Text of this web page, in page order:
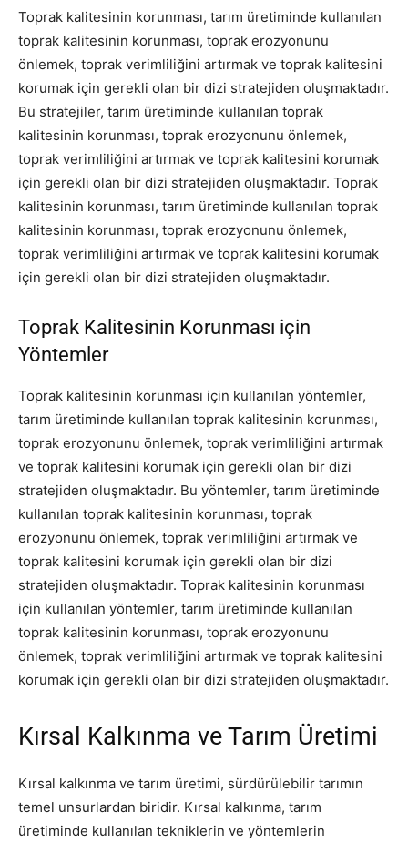
Toprak kalitesinin korunması, tarım üretiminde kullanılan
toprak kalitesinin korunması, toprak erozyonunu
önlemek, toprak verimliliğini artırmak ve toprak kalitesini
korumak için gerekli olan bir dizi stratejiden oluşmaktadır.
Bu stratejiler, tarım üretiminde kullanılan toprak
kalitesinin korunması, toprak erozyonunu önlemek,
toprak verimliliğini artırmak ve toprak kalitesini korumak
için gerekli olan bir dizi stratejiden oluşmaktadır. Toprak
kalitesinin korunması, tarım üretiminde kullanılan toprak
kalitesinin korunması, toprak erozyonunu önlemek,
toprak verimliliğini artırmak ve toprak kalitesini korumak
için gerekli olan bir dizi stratejiden oluşmaktadır.
Toprak Kalitesinin Korunması için
Yöntemler
Toprak kalitesinin korunması için kullanılan yöntemler,
tarım üretiminde kullanılan toprak kalitesinin korunması,
toprak erozyonunu önlemek, toprak verimliliğini artırmak
ve toprak kalitesini korumak için gerekli olan bir dizi
stratejiden oluşmaktadır. Bu yöntemler, tarım üretiminde
kullanılan toprak kalitesinin korunması, toprak
erozyonunu önlemek, toprak verimliliğini artırmak ve
toprak kalitesini korumak için gerekli olan bir dizi
stratejiden oluşmaktadır. Toprak kalitesinin korunması
için kullanılan yöntemler, tarım üretiminde kullanılan
toprak kalitesinin korunması, toprak erozyonunu
önlemek, toprak verimliliğini artırmak ve toprak kalitesini
korumak için gerekli olan bir dizi stratejiden oluşmaktadır.
Kırsal Kalkınma ve Tarım Üretimi
Kırsal kalkınma ve tarım üretimi, sürdürülebilir tarımın
temel unsurlardan biridir. Kırsal kalkınma, tarım
üretiminde kullanılan tekniklerin ve yöntemlerin